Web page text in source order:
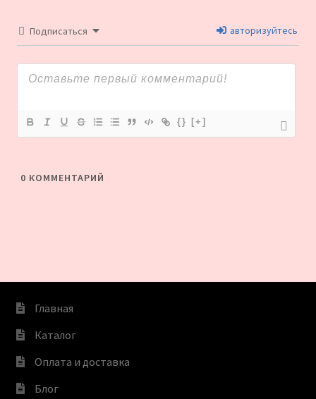
Подписаться авторизуйтесь
{} [+]
0 КОММЕНТАРИЙ
Главная
Каталог
Оплата и доставка
Блог